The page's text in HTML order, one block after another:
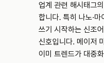
업계 관련 해시태그
합니다. 특히 나노·
쓰기 시작하는 신조
신호입니다. 메이저
이미 트렌드가 대중